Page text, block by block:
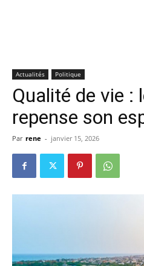
Actualités Politique
Qualité de vie :
repense son
Par rene - janvier 15, 2026